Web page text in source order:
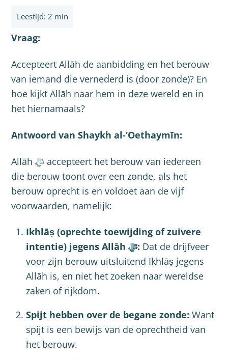
Vraag:
Accepteert Allāh de aanbidding en het berouw
van iemand die vernederd is (door zonde)? En
hoe kijkt Allāh naar hem in deze wereld en in
het hiernamaals?
Antwoord van Shaykh al-‘Oethaymīn:
Allāh ﷻ accepteert het berouw van iedereen
die berouw toont over een zonde, als het
berouw oprecht is en voldoet aan de vijf
voorwaarden, namelijk:
Ikhlāṣ (oprechte toewijding of zuivere
intentie) jegens Allāh ﷻ: Dat de drijfveer
voor zijn berouw uitsluitend Ikhlāṣ jegens
Allāh is, en niet het zoeken naar wereldse
zaken of rijkdom.
Spijt hebben over de begane zonde: Want
spijt is een bewijs van de oprechtheid van
het berouw.